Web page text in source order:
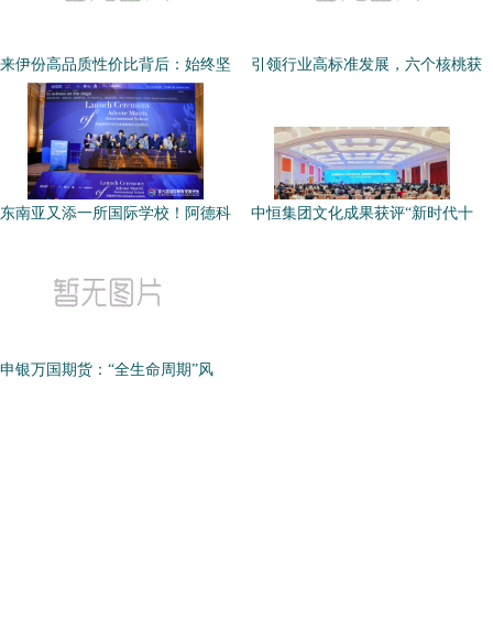
来伊份高品质性价比背后：始终坚 引领行业高标准发展，六个核桃获
东南亚又添一所国际学校！阿德科 中恒集团文化成果获评“新时代十
申银万国期货：“全生命周期”风